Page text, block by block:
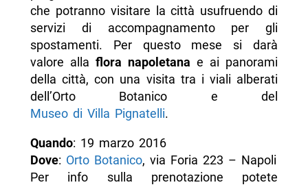
che potranno visitare la città usufruendo di
servizi di accompagnamento per gli
spostamenti. Per questo mese si darà
valore alla flora napoletana e ai panorami
della città, con una visita tra i viali alberati
dell’Orto Botanico e del
Museo di Villa Pignatelli.
Quando: 19 marzo 2016
Dove: Orto Botanico, via Foria 223 – Napoli
Per info sulla prenotazione potete